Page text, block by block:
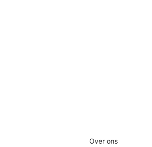
Over ons